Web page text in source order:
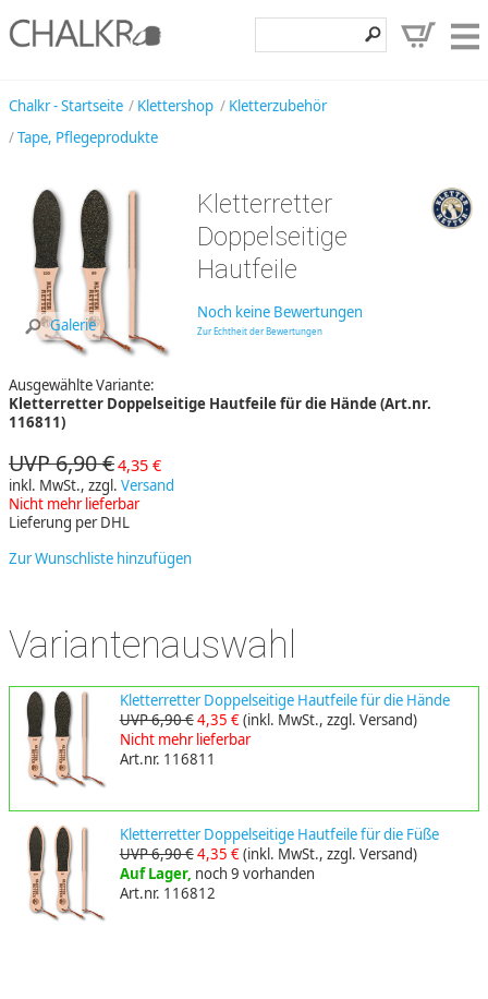
Entdecken
Angebote
Kundenbereich
Chalkr - Startseite Klettershop
Kletterzubehör
Tape, Pflegeprodukte
Galerie
Kletterretter
Doppelseitige
Hautfeile
Noch keine Bewertungen
Zur Echtheit der Bewertungen
Ausgewählte Variante:
Kletterretter Doppelseitige Hautfeile für die Hände (Art.nr.
116811)
UVP 6,90 €4,35 €
inkl. MwSt., zzgl. Versand
Nicht mehr lieferbar
Lieferung per DHL
Zur Wunschliste hinzufügen
Variantenauswahl
Kletterretter Doppelseitige Hautfeile für die Hände
UVP 6,90 €4,35 €(inkl. MwSt., zzgl. Versand)
Nicht mehr lieferbar
Art.nr. 116811
Kletterretter Doppelseitige Hautfeile für die Füße
UVP 6,90 €4,35 €(inkl. MwSt., zzgl. Versand)
Auf Lager, noch 9 vorhanden
Art.nr. 116812